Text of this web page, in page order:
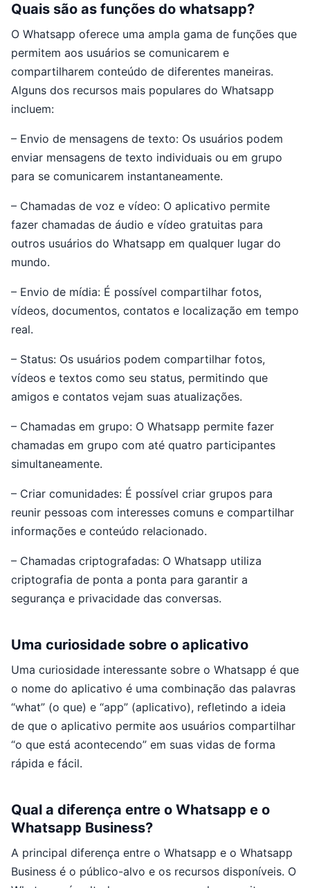
Quais são as funções do whatsapp?
O Whatsapp oferece uma ampla gama de funções que
permitem aos usuários se comunicarem e
compartilharem conteúdo de diferentes maneiras.
Alguns dos recursos mais populares do Whatsapp
incluem:
– Envio de mensagens de texto: Os usuários podem
enviar mensagens de texto individuais ou em grupo
para se comunicarem instantaneamente.
– Chamadas de voz e vídeo: O aplicativo permite
fazer chamadas de áudio e vídeo gratuitas para
outros usuários do Whatsapp em qualquer lugar do
mundo.
– Envio de mídia: É possível compartilhar fotos,
vídeos, documentos, contatos e localização em tempo
real.
– Status: Os usuários podem compartilhar fotos,
vídeos e textos como seu status, permitindo que
amigos e contatos vejam suas atualizações.
– Chamadas em grupo: O Whatsapp permite fazer
chamadas em grupo com até quatro participantes
simultaneamente.
– Criar comunidades: É possível criar grupos para
reunir pessoas com interesses comuns e compartilhar
informações e conteúdo relacionado.
– Chamadas criptografadas: O Whatsapp utiliza
criptografia de ponta a ponta para garantir a
segurança e privacidade das conversas.
Uma curiosidade sobre o aplicativo
Uma curiosidade interessante sobre o Whatsapp é que
o nome do aplicativo é uma combinação das palavras
“what” (o que) e “app” (aplicativo), refletindo a ideia
de que o aplicativo permite aos usuários compartilhar
“o que está acontecendo” em suas vidas de forma
rápida e fácil.
Qual a diferença entre o Whatsapp e o
Whatsapp Business?
A principal diferença entre o Whatsapp e o Whatsapp
Business é o público-alvo e os recursos disponíveis. O